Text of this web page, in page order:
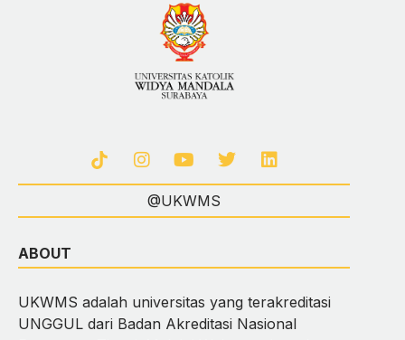
@UKWMS
ABOUT
UKWMS adalah universitas yang terakreditasi
UNGGUL dari Badan Akreditasi Nasional